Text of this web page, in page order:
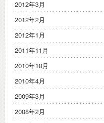
2012年3月
2012年2月
2012年1月
2011年11月
2010年10月
2010年4月
2009年3月
2008年2月